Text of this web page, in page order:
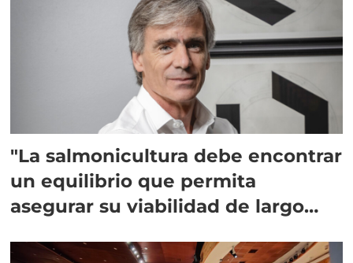
"La salmonicultura debe encontrar
un equilibrio que permita
asegurar su viabilidad de largo